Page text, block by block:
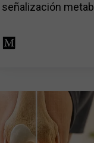
señalización